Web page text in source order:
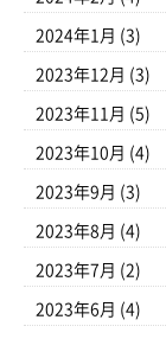
2024年1月 (3)
2023年12月 (3)
2023年11月 (5)
2023年10月 (4)
2023年9月 (3)
2023年8月 (4)
2023年7月 (2)
2023年6月 (4)